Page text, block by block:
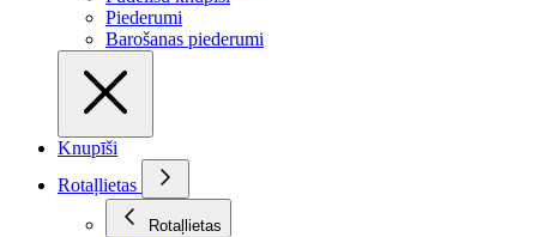
Piederumi
Barošanas piederumi
Knupīši
Rotaļlietas
Rotaļlietas